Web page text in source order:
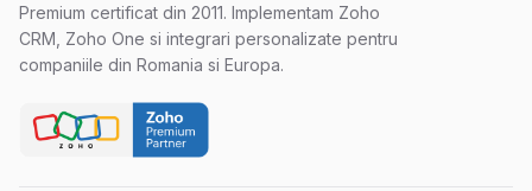
Premium certificat din 2011. Implementam Zoho
CRM, Zoho One si integrari personalizate pentru
companiile din Romania si Europa.